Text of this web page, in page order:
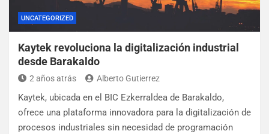
UNCATEGORIZED
Kaytek revoluciona la digitalización industrial
desde Barakaldo
2 años atrás Alberto Gutierrez
Kaytek, ubicada en el BIC Ezkerraldea de Barakaldo,
ofrece una plataforma innovadora para la digitalización de
procesos industriales sin necesidad de programación